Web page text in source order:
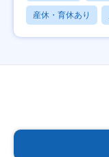
産休・育休あり